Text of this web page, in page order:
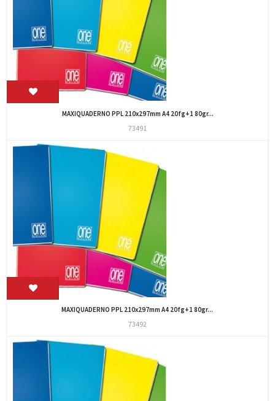
MAXIQUADERNO PPL 210x297mm A4 20fg+1 80gr...
73491
MAXIQUADERNO PPL 210x297mm A4 20fg+1 80gr...
73492